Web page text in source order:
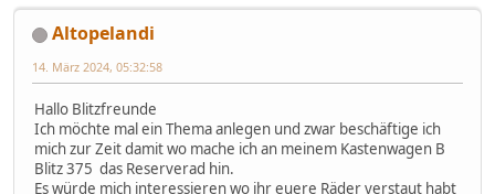
Altopelandi
14. März 2024, 05:32:58
Hallo Blitzfreunde
Ich möchte mal ein Thema anlegen und zwar beschäftige ich
mich zur Zeit damit wo mache ich an meinem Kastenwagen B
Blitz 375 das Reserverad hin.
Es würde mich interessieren wo ihr euere Räder verstaut habt